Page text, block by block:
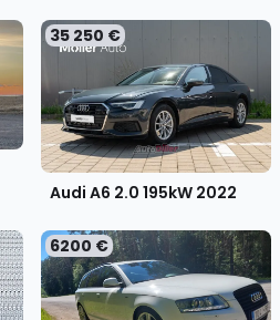
35 250 €
Audi A6 2.0 195kW 2022
6200 €